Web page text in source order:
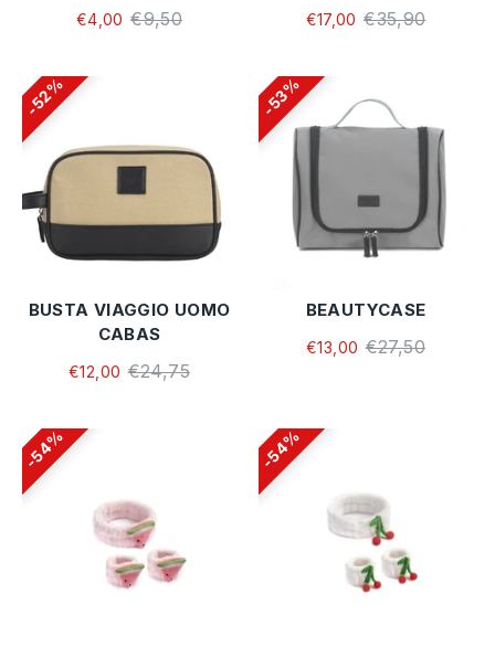
€4,00 €9,50 €17,00 €35,90
52%
BUSTA VIAGGIO UOMO
CABAS
€12,00 €24,75
53%
BEAUTYCASE
€13,00 €27,50
54% 54%